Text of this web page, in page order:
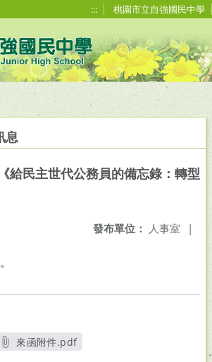
::: 桃園市立自強國民中學
息
給民主世代公務員的備忘錄：轉型
發布單位： 人事室 |
來函附件.pdf